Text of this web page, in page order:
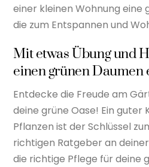
einer kleinen Wohnung eine
die zum Entspannen und
Mit etwas Übung und
einen grünen Daumen
Entdecke die Freude am
deine grüne Oase! Ein guter
Pflanzen ist der Schlüssel
richtigen Ratgeber an
die richtige Pflege für deine